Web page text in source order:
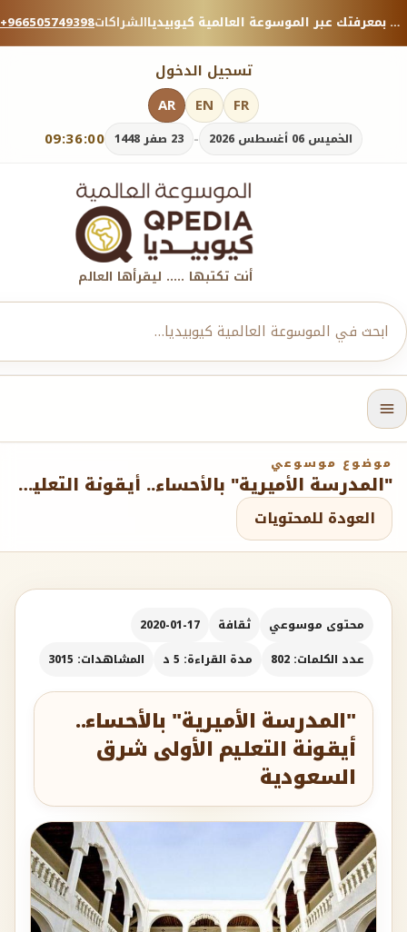
+966505749398الشراكات منصة معرفية موثوقة — شارك بمعرفتك عبر الموسوعة العالمية كيوبيديا.
تسجيل الدخول
09:36:02 الخميس 06 أغسطس 2026 - 23 صفر 1448
AR EN FR
أنت تكتبها ..... ليقرأها العالم
موضوع موسوعي
"المدرسة الأميرية" بالأحساء.. أيقونة التعليم الأولى شرق السعودية
العودة للمحتويات
محتوى موسوعي ثقافة
2020-01-17
عدد الكلمات: 802
مدة القراءة: 5 د المشاهدات: 3015
"المدرسة الأميرية" بالأحساء..
أيقونة التعليم الأولى شرق
السعودية